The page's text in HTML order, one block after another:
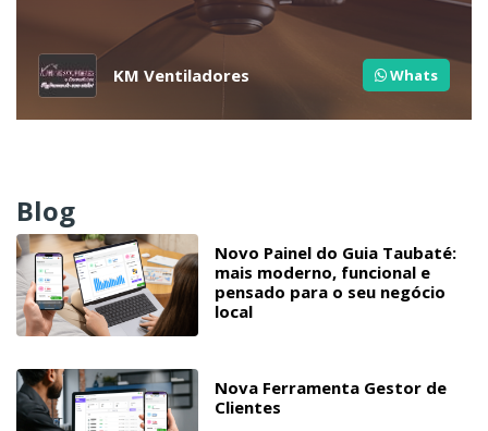
KM Ventiladores Whats
Blog
Novo Painel do Guia Taubaté:
mais moderno, funcional e
pensado para o seu negócio
local
Nova Ferramenta Gestor de
Clientes